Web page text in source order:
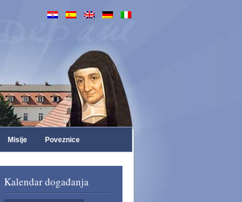
Misije Poveznice
Kalendar događanja